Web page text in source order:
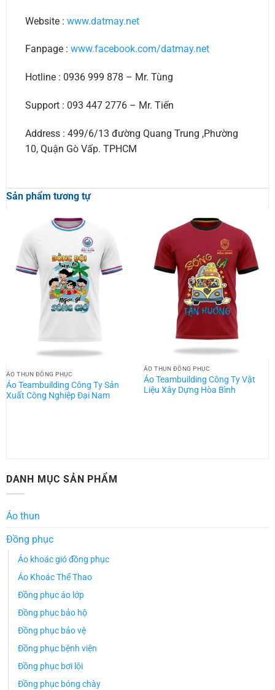
Website : www.datmay.net
Fanpage : www.facebook.com/datmay.net
Hotline : 0936 999 878 – Mr. Tùng
Support : 093 447 2776 – Mr. Tiến
Address : 499/6/13 đường Quang Trung ,Phường
10, Quận Gò Vấp. TPHCM
Sản phẩm tương tự
ÁO THUN ĐỒNG PHỤC
Áo Teambuilding Công Ty Sản
Xuất Công Nghiệp Đại Nam
ÁO THUN ĐỒNG PHỤC
Áo Teambuilding Công Ty Vật
Liệu Xây Dựng Hòa Bình
DANH MỤC SẢN PHẨM
Áo thun
Đồng phục
Áo khoác gió đồng phục
Áo Khoác Thể Thao
Đồng phục áo lớp
Đồng phục bảo hộ
Đồng phục bảo vệ
Đồng phục bệnh viện
Đồng phục bơi lội
Đồng phục bóng chày